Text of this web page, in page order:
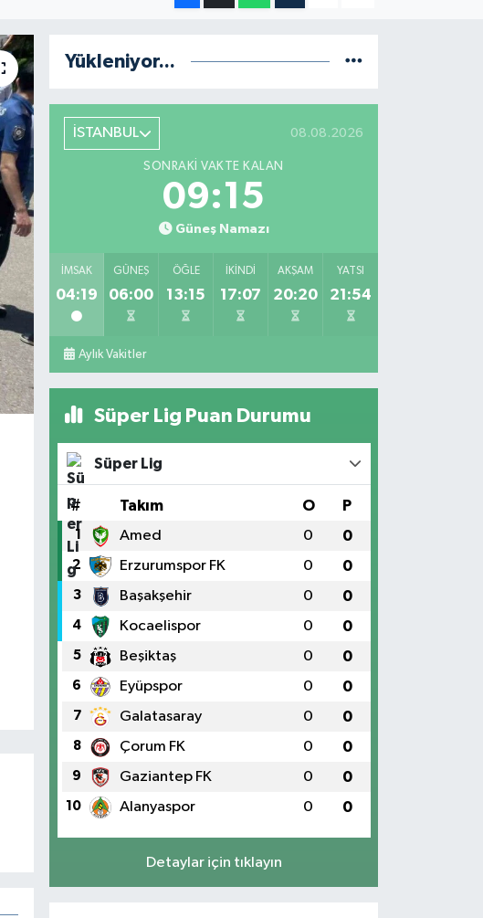
Yükleniyor...
İSTANBUL 08.08.2026
SONRAKI VAKTE KALAN
09:14
Güneş Namazı
İMSAK
04:19
GÜNEŞ
06:00
ÖĞLE
13:15
İKINDI
17:07
AKŞAM
20:20
YATSI
21:54
Aylık Vakitler
Süper Lig Puan Durumu
Süper Lig
# Takım O P
1 Amed 0 0
2 Erzurumspor FK 0 0
3 Başakşehir 0 0
4 Kocaelispor 0 0
5 Beşiktaş 0 0
6 Eyüpspor 0 0
7 Galatasaray 0 0
8 Çorum FK 0 0
9 Gaziantep FK 0 0
10 Alanyaspor 0 0
Detaylar için tıklayın